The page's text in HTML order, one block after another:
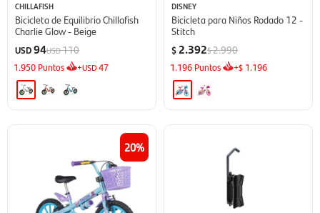
CHILLAFISH
Bicicleta de Equilibrio Chillafish
Charlie Glow - Beige
USD94USD110
1.950 Puntos +USD47
DISNEY
Bicicleta para Niños Rodado 12 -
Stitch
$2.392$2.990
1.196 Puntos +$ 1.196
20